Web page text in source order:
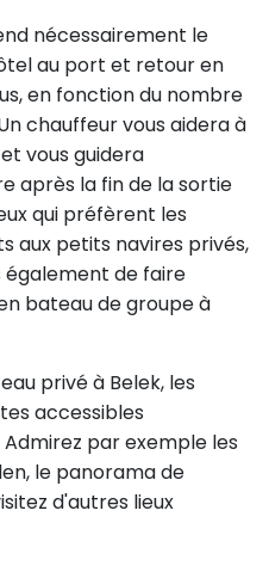
nécessairement le
au port et retour en
en fonction du nombre
chauffeur vous aidera à
vous guidera
après la fin de la sortie
qui préfèrent les
aux petits navires privés,
également de faire
bateau de groupe à
privé à Belek, les
accessibles
par exemple les
le panorama de
d'autres lieux